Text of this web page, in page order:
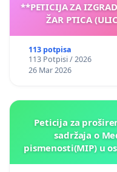
**PETICIJA ZA
ŽAR PTICA
113 potpisa
113 Potpisi / 2026
26 Mar 2026
Peticija za
sadržaja o
pismenosti(MIP) u